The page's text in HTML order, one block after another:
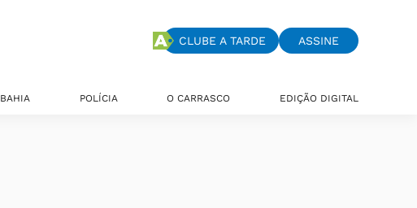
CLUBE A TARDE ASSINE
BAHIA POLÍCIA O CARRASCO EDIÇÃO DIGITAL